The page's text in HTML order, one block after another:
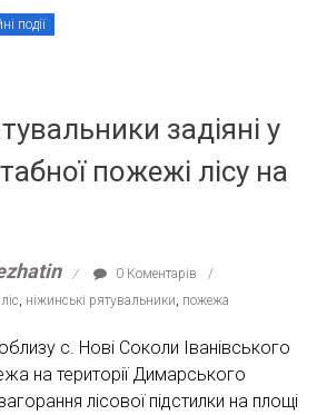
події
задіяні у
пожежі лісу на
0 Коментарів
ліс ніжинські рятувальники пожежа
с. Нові Соколи Іванівського
на території Димарського
лісової підстилки на площі